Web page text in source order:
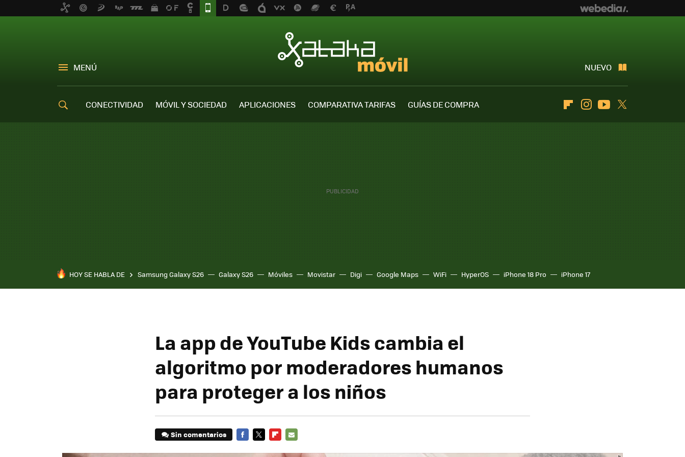
MENÚ NUEVO
CONECTIVIDAD MÓVIL Y SOCIEDAD APLICACIONES COMPARATIVA TARIFAS
GUÍAS DE COMPRA
FlipboardInstagramYoutube
HOY SE HABLA DE Samsung Galaxy S26 Galaxy S26 Móviles Movistar Digi Google Maps WiFi HyperOS iPhone 18 Pro iPhone 17
La app de YouTube Kids cambia el
algoritmo por moderadores humanos
para proteger a los niños
Sin comentarios